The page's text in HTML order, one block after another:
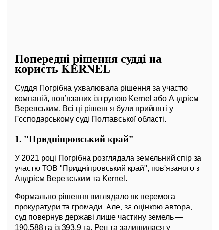
Попередні рішення судді на
користь KERNEL
Суддя Погрібна ухвалювала рішення за участю
компаній, пов’язаних із групою Kernel або Андрієм
Веревським. Всі ці рішення були прийняті у
Господарському суді Полтавської області.
1. "Придніпровський край"
У 2021 році Погрібна розглядала земельний спір за
участю ТОВ "Придніпровський край", пов'язаного з
Андрієм Веревським та Kernel.
Формально рішення виглядало як перемога
прокуратури та громади. Але, за оцінкою автора,
суд повернув державі лише частину земель —
190,588 га із 393,9 га. Решта залишилася у